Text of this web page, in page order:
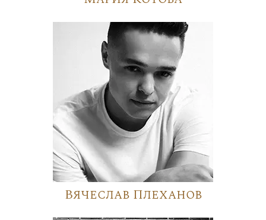
Вячеслав Плеханов